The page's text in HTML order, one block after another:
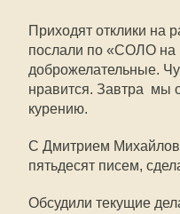
Приходят отклики на
послали по «СОЛО на
доброжелательные.
нравится. Завтра мы
курению.
С Дмитрием
пятьдесят писем,
Обсудили текущие